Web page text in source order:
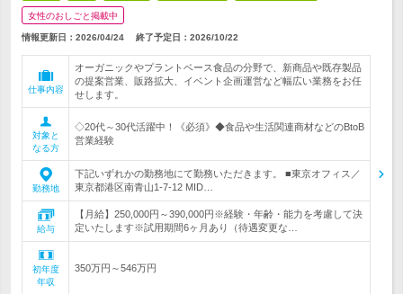
女性のおしごと掲載中
情報更新日：2026/04/24 終了予定日： 2026/10/22
仕事内容
オーガニックやプラントベース食品の分野で、新商品や既存製品
の提案営業、販路拡大、イベント企画運営など幅広い業務をお任
せします。
対象と
なる方
◇20代～30代活躍中！《必須》◆食品や生活関連商材などのBtoB
営業経験
勤務地
下記いずれかの勤務地にて勤務いただきます。 ■東京オフィス／
東京都港区南青山1-7-12 MID…
給与
【月給】250,000円～390,000円※経験・年齢・能力を考慮して決
定いたします※試用期間6ヶ月あり（待遇変更な…
初年度
年収
350万円～546万円